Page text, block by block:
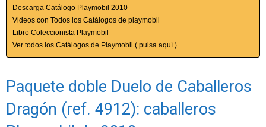
Descarga Catálogo Playmobil 2010
Videos con Todos los Catálogos de playmobil
Libro Coleccionista Playmobil
Ver todos los Catálogos de Playmobil ( pulsa aquí )
Paquete doble Duelo de Caballeros
Dragón (ref. 4912): caballeros